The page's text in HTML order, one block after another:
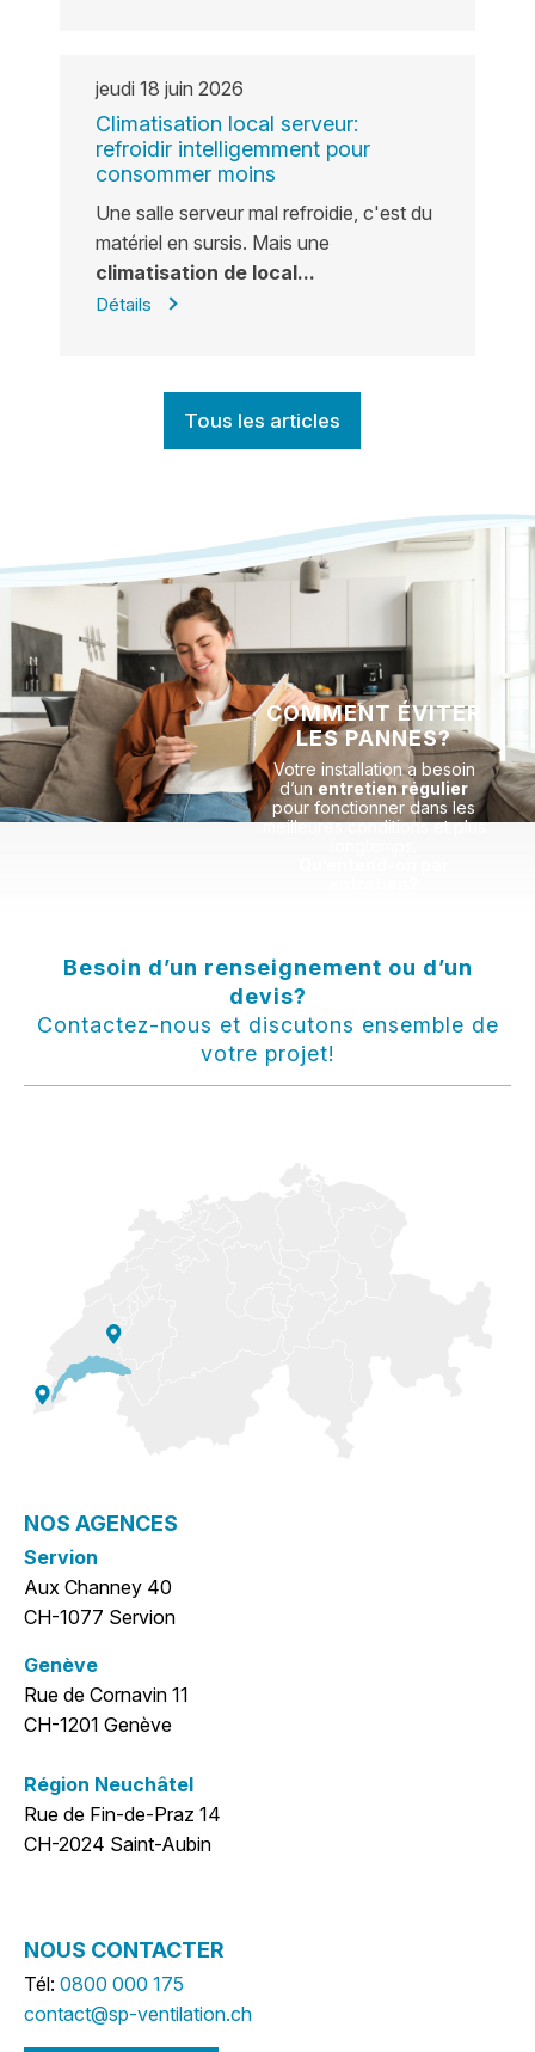
jeudi 18 juin 2026
Climatisation local serveur:
refroidir intelligemment pour
consommer moins
Une salle serveur mal refroidie, c'est du
matériel en sursis. Mais une
climatisation de local...
Détails
Tous les articles
COMMENT ÉVITER
LES PANNES?
Votre installation a besoin
d’unentretien régulier
pour fonctionner dans les
meilleures conditions et plus
Besoin d’un renseignement ou d’un
devis?
Contactez-nous et discutons ensemble de
votre projet!
NOS AGENCES
Servion
Aux Channey 40
CH-1077 Servion
Genève
Rue de Cornavin 11
CH-1201 Genève
Région Neuchâtel
Rue de Fin-de-Praz 14
CH-2024 Saint-Aubin
NOUS CONTACTER
Tél: 0800 000 175
contact@sp-ventilation.ch